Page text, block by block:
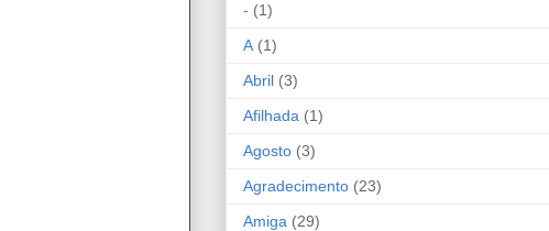
- (1)
A (1)
Abril (3)
Afilhada (1)
Agosto (3)
Agradecimento (23)
Amiga (29)